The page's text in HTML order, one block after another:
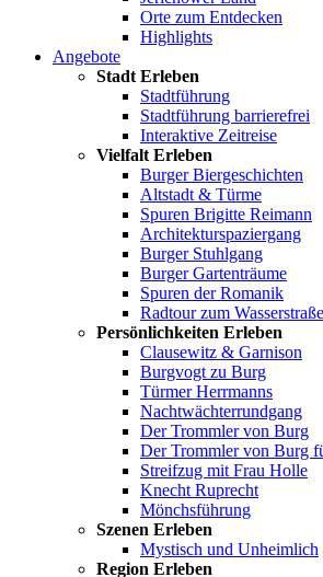
Orte zum Entdecken
Highlights
Angebote
Stadt Erleben
Stadtführung
Stadtführung barrierefrei
Interaktive Zeitreise
Vielfalt Erleben
Burger Biergeschichten
Altstadt & Türme
Spuren Brigitte Reimann
Architekturspaziergang
Burger Stuhlgang
Burger Gartenträume
Spuren der Romanik
Radtour zum
Persönlichkeiten Erleben
Clausewitz & Garnison
Burgvogt zu Burg
Türmer Herrmanns
Nachtwächterrundgang
Der Trommler von Burg
Der Trommler von Burg
Streifzug mit Frau Holle
Knecht Ruprecht
Mönchsführung
Szenen Erleben
Mystisch und Unheimlich
Region Erleben